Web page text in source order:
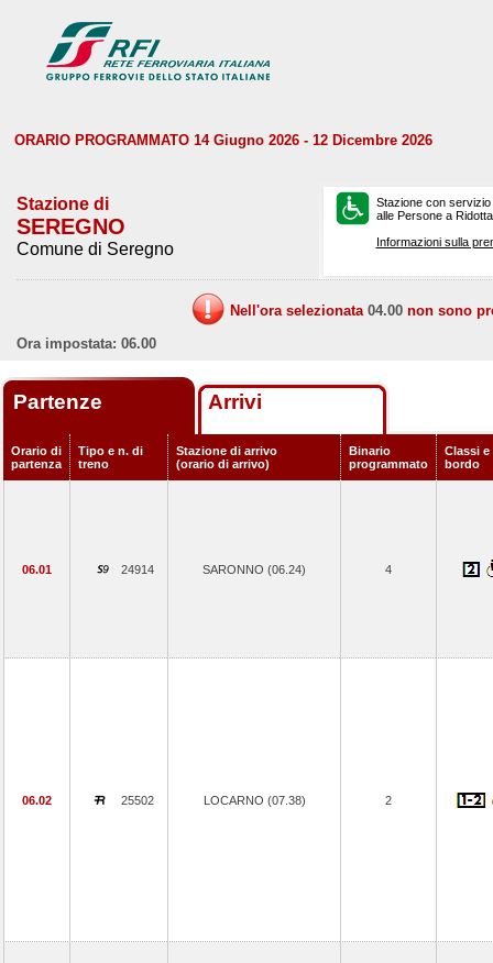
ORARIO PROGRAMMATO 14 Giugno 2026 - 12 Dicembre 2026
Stazione di
SEREGNO
Comune di Seregno
Stazione con
alle Persone a
Informazioni sulla
Nell'ora selezionata 04.00 non sono
Ora impostata: 06.00
Partenze Arrivi
Orario di
partenza
Tipo e n. di
treno
Stazione di arrivo
(orario di arrivo)
Binario
programmato
Classi e
bordo
06.01 24914 SARONNO (06.24) 4
06.02 25502 LOCARNO (07.38) 2